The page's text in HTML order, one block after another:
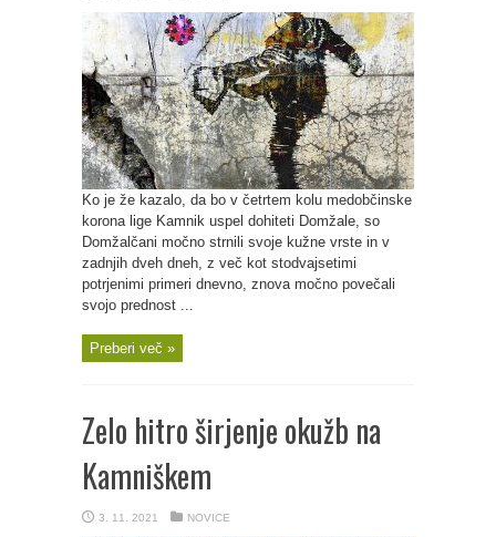
Ko je že kazalo, da bo v četrtem kolu medobčinske
korona lige Kamnik uspel dohiteti Domžale, so
Domžalčani močno strnili svoje kužne vrste in v
zadnjih dveh dneh, z več kot stodvajsetimi
potrjenimi primeri dnevno, znova močno povečali
svojo prednost ...
Preberi več »
Zelo hitro širjenje okužb na
Kamniškem
3. 11. 2021 NOVICE